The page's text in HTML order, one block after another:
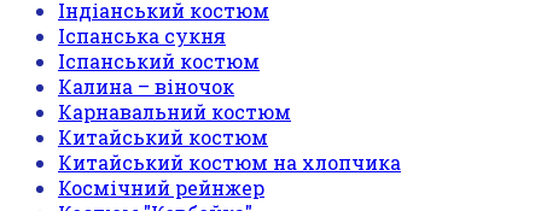
Індіанський костюм
Іспанська сукня
Іспанський костюм
Калина – віночок
Карнавальний костюм
Китайський костюм
Китайський костюм на хлопчика
Космічний рейнжер